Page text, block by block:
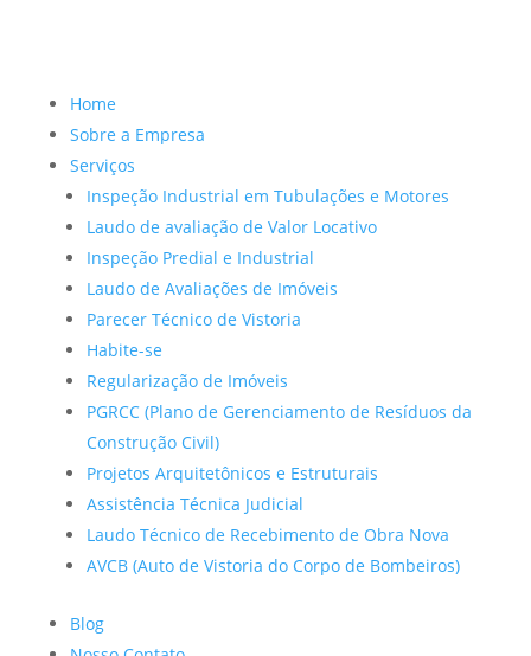
Home
Sobre a Empresa
Serviços
Inspeção Industrial em Tubulações e Motores
Laudo de avaliação de Valor Locativo
Inspeção Predial e Industrial
Laudo de Avaliações de Imóveis
Parecer Técnico de Vistoria
Habite-se
Regularização de Imóveis
PGRCC (Plano de Gerenciamento de Resíduos da
Construção Civil)
Projetos Arquitetônicos e Estruturais
Assistência Técnica Judicial
Laudo Técnico de Recebimento de Obra Nova
AVCB (Auto de Vistoria do Corpo de Bombeiros)
Blog